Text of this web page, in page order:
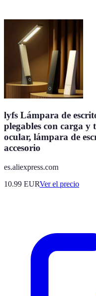
lyfs Lámpara de
plegables con carga y
ocular, lámpara de
accesorio
es.aliexpress.com
10.99 EURVer el precio